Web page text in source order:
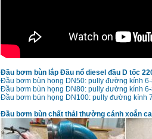
Đầu bơm bùn lắp Đầu nổ diesel đầu D tốc
Đầu bơm bùn họng DN50: pully đường kính
Đầu bơm bùn họng DN80: pully đường kính
Đầu bơm bùn họng DN100: pully đường kính
Đầu bơm bùn chất thải thường cánh xoắn